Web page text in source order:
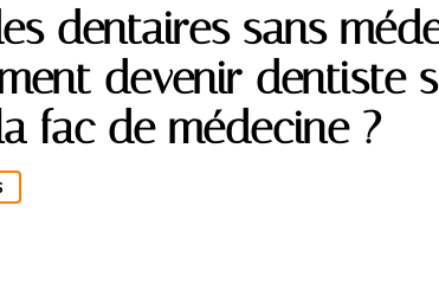
dentaires sans
devenir dentiste
fac de médecine ?